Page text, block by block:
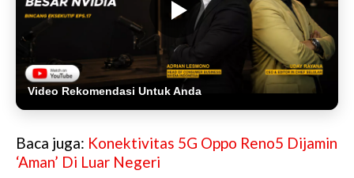
Video Rekomendasi Untuk Anda
Baca juga: Konektivitas 5G Oppo Reno5 Dijamin
‘Aman’ Di Luar Negeri